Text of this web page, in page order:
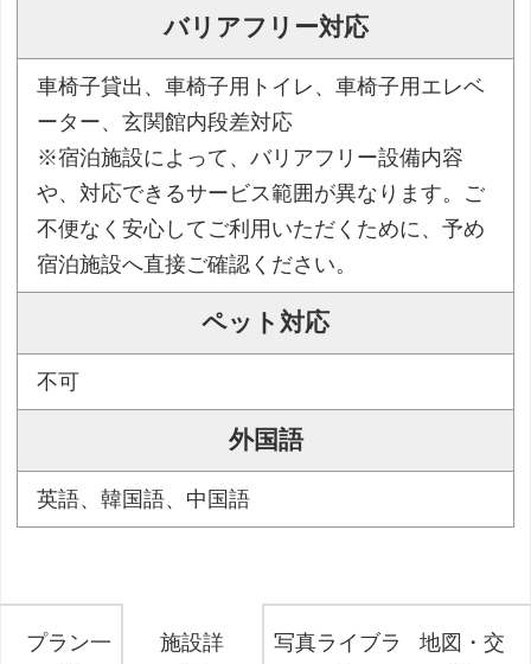
バリアフリー対応
車椅子貸出、車椅子用トイレ、車椅子用エレベ
ーター、玄関館内段差対応
※宿泊施設によって、バリアフリー設備内容
や、対応できるサービス範囲が異なります。ご
不便なく安心してご利用いただくために、予め
宿泊施設へ直接ご確認ください。
ペット対応
不可
外国語
英語、韓国語、中国語
プラン一
施設詳
写真ライブラ
地図・交